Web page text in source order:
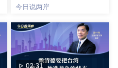
今日说两岸
02:31